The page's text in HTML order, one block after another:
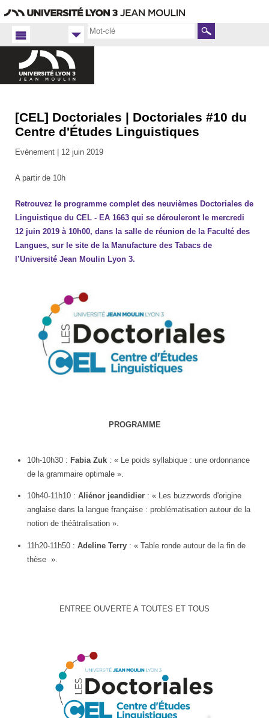
Rechercher
Accueil
FR
Langues
[CEL] Doctoriales | Doctoriales #10 du
Centre d'Études Linguistiques
Evènement | 12 juin 2019
A partir de 10h
Retrouvez le programme complet des neuvièmes Doctoriales de
Linguistique du CEL - EA 1663 qui se dérouleront le mercredi
12 juin 2019 à 10h00, dans la salle de réunion de la Faculté des
Langues, sur le site de la Manufacture des Tabacs de
l’Université Jean Moulin Lyon 3.
PROGRAMME
10h-10h30 : Fabia Zuk : « Le poids syllabique : une ordonnance
de la grammaire optimale ».
10h40-11h10 : Aliénor jeandidier: « Les buzzwords d'origine
anglaise dans la langue française : problématisation autour de la
notion de théâtralisation ».
11h20-11h50 : Adeline Terry: « Table ronde autour de la fin de
thèse ».
ENTREE OUVERTE A TOUTES ET TOUS